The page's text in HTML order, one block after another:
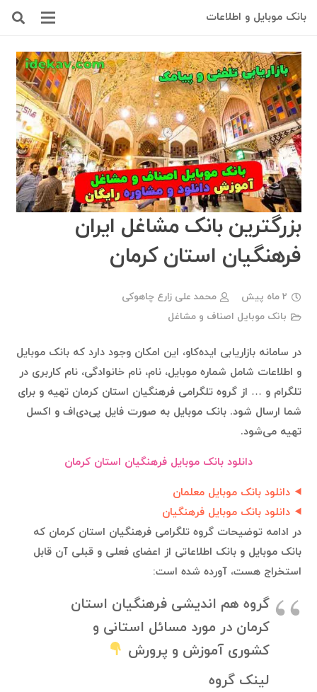
بانک موبایل و اطلاعات
بزرگترین بانک مشاغل ایران
فرهنگیان استان کرمان
2 ماه پیش
محمد علی زارع چاهوکی
بانک موبایل اصناف و مشاغل
در سامانه بازاریابی ایده‌کاو، این امکان وجود دارد که بانک موبایل
و اطلاعات شامل شماره موبایل، نام، نام خانوادگی، نام کاربری در
تلگرام و … از گروه تلگرامی فرهنگیان استان کرمان تهیه و برای
شما ارسال شود. بانک موبایل به صورت فایل پی‌دی‌اف و اکسل
تهیه می‌شود.
دانلود بانک موبایل فرهنگیان استان کرمان
دانلود بانک موبایل معلمان
دانلود بانک موبایل فرهنگیان
در ادامه توضیحات گروه تلگرامی فرهنگیان استان کرمان که
بانک موبایل و بانک اطلاعاتی از اعضای فعلی و قبلی آن قابل
استخراج هست، آورده شده است:
گروه هم اندیشی فرهنگیان استان
کرمان در مورد مسائل استانی و
کشوری آموزش و پرورش
لینک گروه